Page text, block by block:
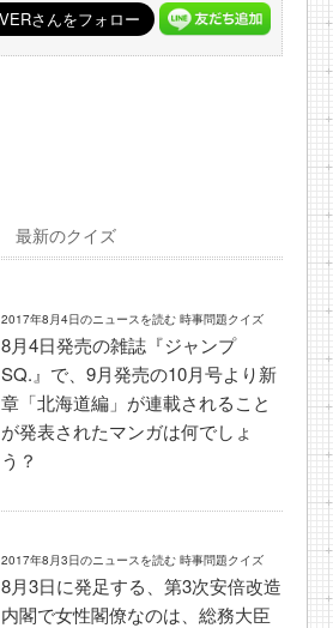
最新のクイズ
2017年8月4日のニュースを読む 時事問題クイズ
8月4日発売の雑誌『ジャンプ
SQ.』で、9月発売の10月号より新
章「北海道編」が連載されること
が発表されたマンガは何でしょ
う？
2017年8月3日のニュースを読む 時事問題クイズ
8月3日に発足する、第3次安倍改造
内閣で女性閣僚なのは、総務大臣